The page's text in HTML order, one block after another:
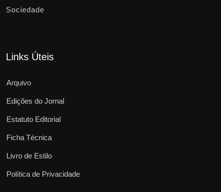
Sociedade
Links Úteis
Arquivo
Edições do Jornal
Estatuto Editorial
Ficha Técnica
Livro de Estilo
Política de Privacidade